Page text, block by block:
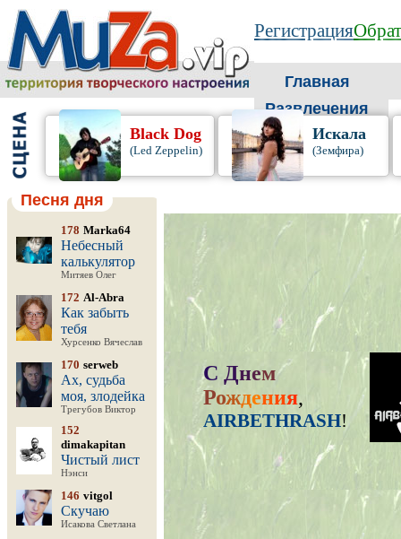
Регистрация
Главная
Развлечения
Black Dog
(Led Zeppelin)
Искала
(Земфира)
Песня дня
178 Marka64
Небесный
калькулятор
Митяев Олег
172 Al-Abra
Как забыть
тебя
Хурсенко Вячеслав
170 serweb
Ах, судьба
моя, злодейка
Трегубов Виктор
152
dimakapitan
Чистый лист
Нэнси
146 vitgol
Скучаю
Исакова Светлана
С Днем
Рождения,
AIRBETHRASH!